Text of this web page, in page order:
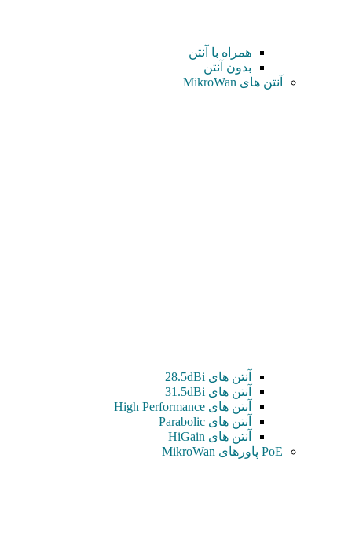
همراه با آنتن
بدون آنتن
آنتن های MikroWan
آنتن های 28.5dBi
آنتن های 31.5dBi
آنتن های High Performance
آنتن های Parabolic
آنتن های HiGain
PoE پاورهای MikroWan